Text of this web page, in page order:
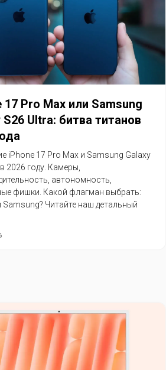
17 Pro Max или Samsung
S26 Ultra: битва титанов
iPhone 17 Pro Max и Samsung Galaxy
2026 году. Камеры,
автономность,
фишки. Какой флагман выбрать:
Samsung? Читайте наш детальный